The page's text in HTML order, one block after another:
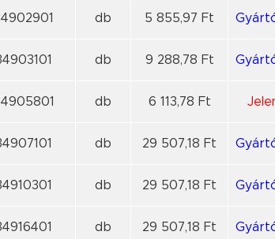
db 5 855,97 Ft
db 9 288,78 Ft
db 6 113,78 Ft
db 29 507,18 Ft
db 29 507,18 Ft
db 29 507,18 Ft